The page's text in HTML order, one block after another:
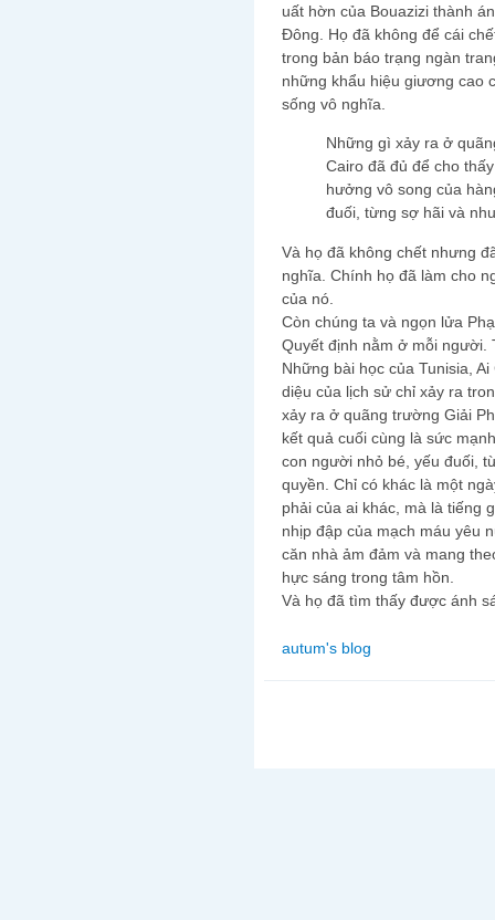
uất hờn của Bouazizi thành
Đông. Họ đã không để cái
trong bản báo trạng ngàn
những khẩu hiệu giương cao
sống vô nghĩa.
Những gì xảy ra ở
Cairo đã đủ để cho
hưởng vô song của
đuối, từng sợ hãi và
Và họ đã không chết nhưng
nghĩa. Chính họ đã làm cho
của nó.
Còn chúng ta và ngọn lửa
Quyết định nằm ở mỗi người.
Những bài học của Tunisia,
diệu của lịch sử chỉ xảy ra
xảy ra ở quãng trường Giải
kết quả cuối cùng là sức
con người nhỏ bé, yếu đuối,
quyền. Chỉ có khác là một
phải của ai khác, mà là tiếng
nhịp đập của mạch máu yêu
căn nhà ảm đảm và mang
hực sáng trong tâm hồn.
Và họ đã tìm thấy được ánh
autum's blog